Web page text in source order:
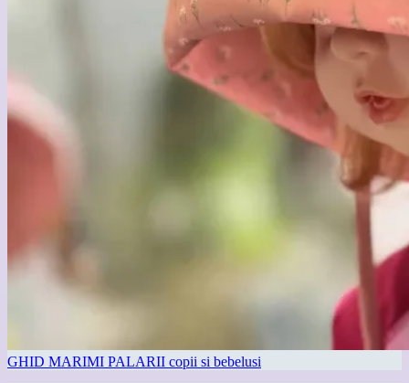
GHID MARIMI PALARII copii si bebelusi